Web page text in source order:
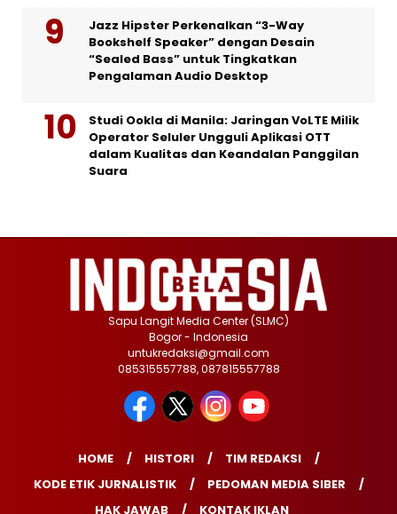
Jazz Hipster Perkenalkan “3-Way
Bookshelf Speaker” dengan Desain
“Sealed Bass” untuk Tingkatkan
Pengalaman Audio Desktop
Studi Ookla di Manila: Jaringan VoLTE Milik
Operator Seluler Ungguli Aplikasi OTT
dalam Kualitas dan Keandalan Panggilan
Suara
Sapu Langit Media Center (SLMC)
Bogor - Indonesia
untukredaksi@gmail.com
085315557788, 087815557788
HOME HISTORI
TIM REDAKSI
KODE ETIK JURNALISTIK
PEDOMAN MEDIA SIBER
HAK JAWAB
KONTAK IKLAN